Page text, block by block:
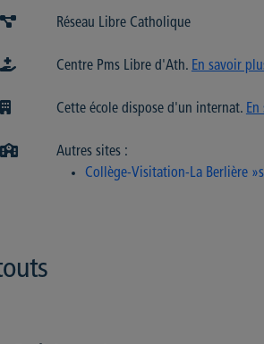
Réseau Libre Catholique
Centre Pms Libre d'Ath. En savoir
Cette école dispose d'un internat.
Autres sites :
Collège-Visitation-La Berlière